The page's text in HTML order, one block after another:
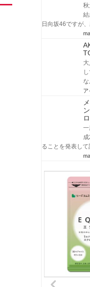
日向坂46ですが
ア
ることを発表し